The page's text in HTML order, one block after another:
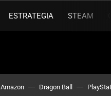
ESTRATEGIA STEAM
Amazon Dragon Ball